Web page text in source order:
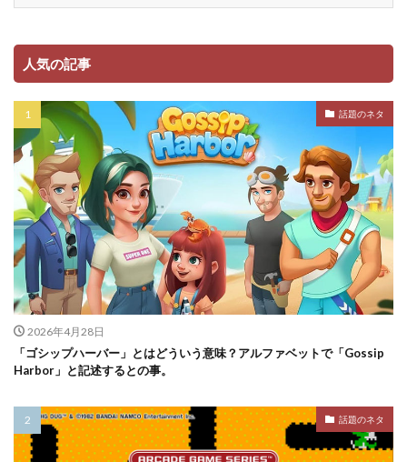
人気の記事
話題のネタ
2026年4月28日
「ゴシップハーバー」とはどういう意味？アルファベットで「Gossip
Harbor」と記述するとの事。
話題のネタ